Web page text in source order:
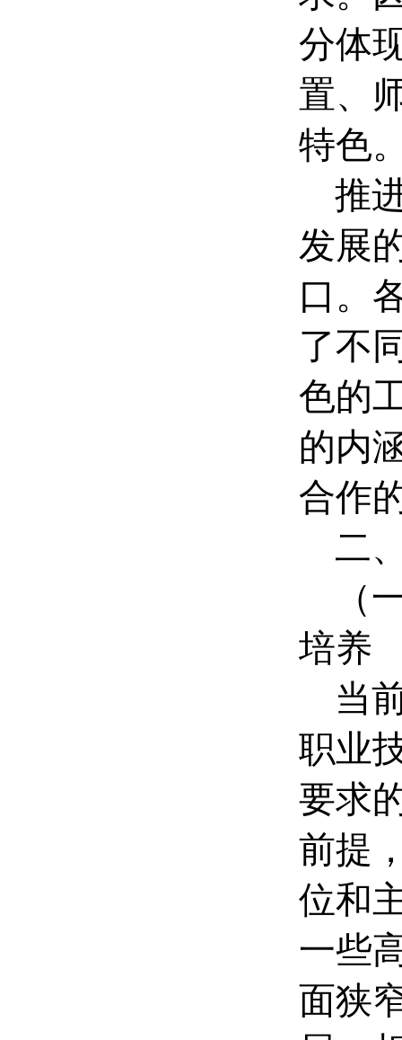
分体
置、
特色
推
发展
口。
了不
色的
的内
合作
二
（
培养
当
职业
要求
前提
位和
一些
面狭